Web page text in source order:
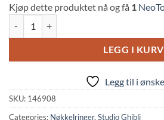
Kjøp dette produktet nå og få 1
LEGG I KURV
Legg til i
SKU: 146908
Categories: Nøkkelringer, Studio Ghibli